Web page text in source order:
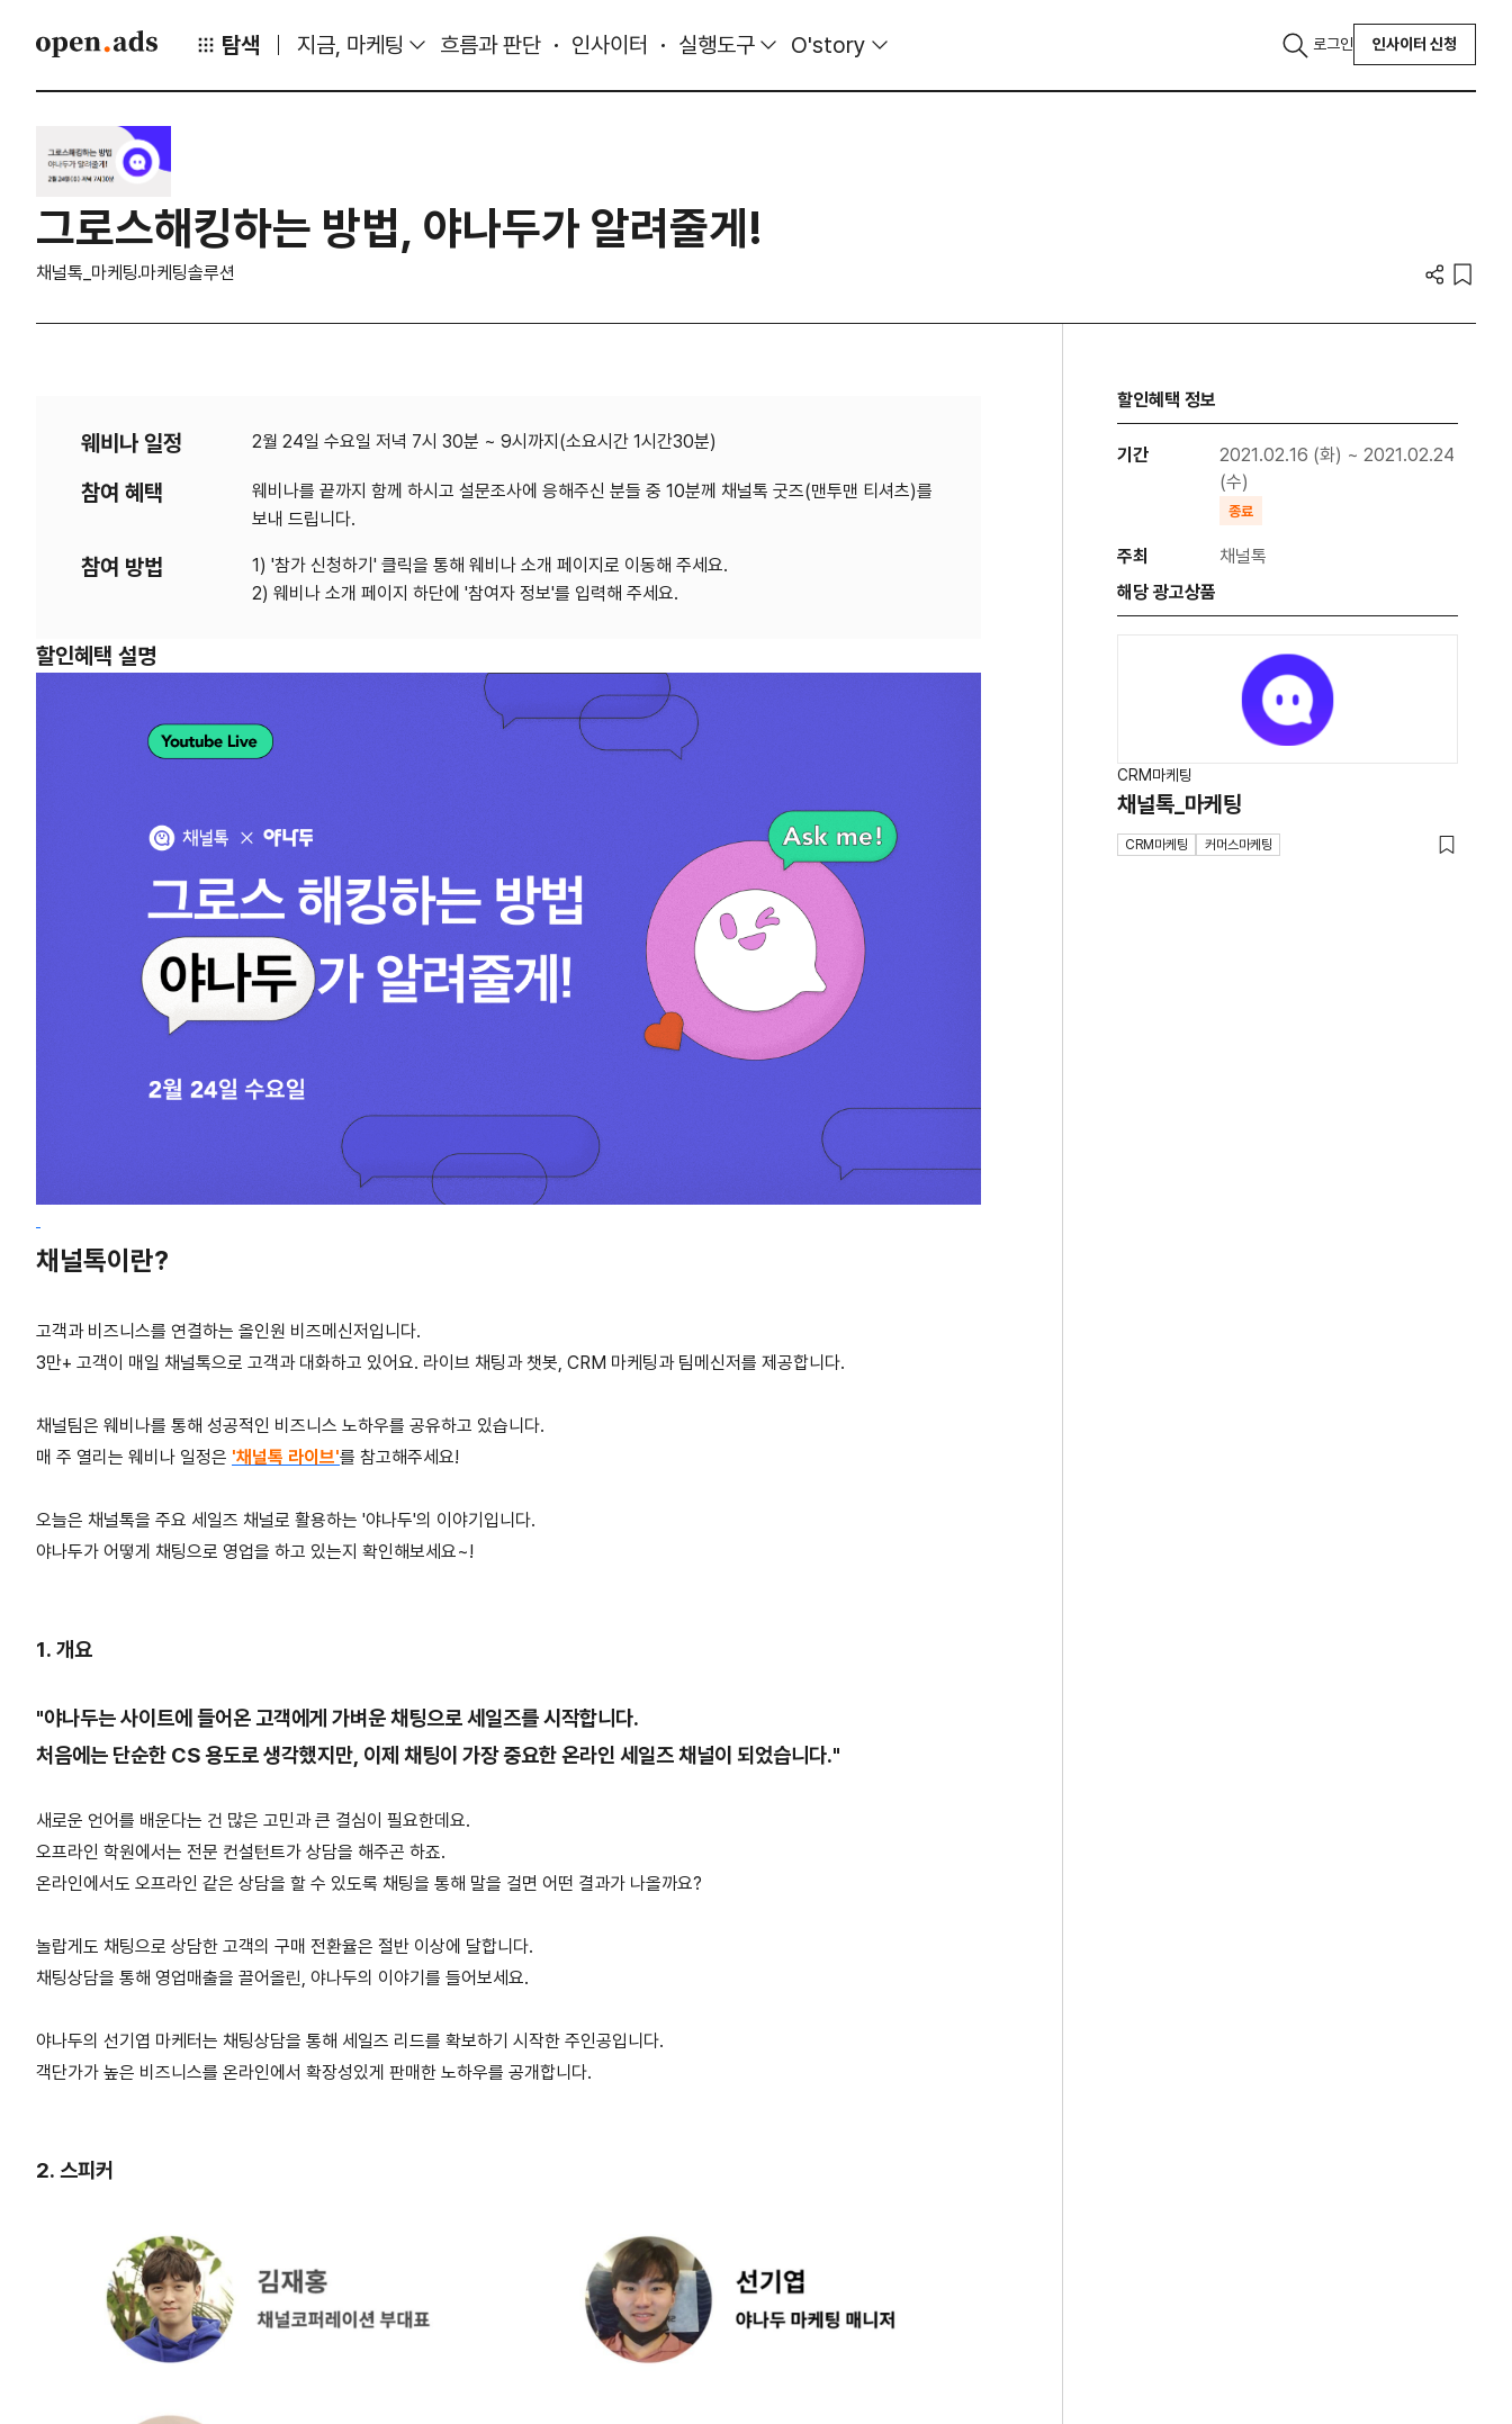
탐색 지금, 마케팅 흐름과 판단 인사이터 실행도구 O'story 로그인 인사이터 신청
그로스해킹하는 방법, 야나두가 알려줄게!
채널톡_마케팅 마케팅솔루션
웨비나 일정 2월 24일 수요일 저녁 7시 30분 ~ 9시까지(소요시간 1시간30분)
참여 혜택
웨비나를 끝까지 함께 하시고 설문조사에 응해주신 분들 중 10분께 채널톡 굿즈(맨투맨 티셔츠)를
보내 드립니다.
참여 방법
1) '참가 신청하기' 클릭을 통해 웨비나 소개 페이지로 이동해 주세요.
2) 웨비나 소개 페이지 하단에 '참여자 정보'를 입력해 주세요.
할인혜택 설명
채널톡이란?
고객과 비즈니스를 연결하는 올인원 비즈메신저입니다.
3만+ 고객이 매일 채널톡으로 고객과 대화하고 있어요. 라이브 채팅과 챗봇, CRM 마케팅과 팀메신저를 제공합니다.
채널팀은 웨비나를 통해 성공적인 비즈니스 노하우를 공유하고 있습니다.
매 주 열리는 웨비나 일정은 '채널톡 라이브'를 참고해주세요!
오늘은 채널톡을 주요 세일즈 채널로 활용하는 '야나두'의 이야기입니다.
야나두가 어떻게 채팅으로 영업을 하고 있는지 확인해보세요~!
1. 개요
"야나두는 사이트에 들어온 고객에게 가벼운 채팅으로 세일즈를 시작합니다.
처음에는 단순한 CS 용도로 생각했지만, 이제 채팅이 가장 중요한 온라인 세일즈 채널이 되었습니다."
새로운 언어를 배운다는 건 많은 고민과 큰 결심이 필요한데요.
오프라인 학원에서는 전문 컨설턴트가 상담을 해주곤 하죠.
온라인에서도 오프라인 같은 상담을 할 수 있도록 채팅을 통해 말을 걸면 어떤 결과가 나올까요?
놀랍게도 채팅으로 상담한 고객의 구매 전환율은 절반 이상에 달합니다.
채팅상담을 통해 영업매출을 끌어올린, 야나두의 이야기를 들어보세요.
야나두의 선기엽 마케터는 채팅상담을 통해 세일즈 리드를 확보하기 시작한 주인공입니다.
객단가가 높은 비즈니스를 온라인에서 확장성있게 판매한 노하우를 공개합니다.
2. 스피커
할인혜택 정보
기간
2021.02.16 (화) ~ 2021.02.24
(수)
종료
주최
채널톡
해당 광고상품
CRM마케팅
채널톡_마케팅
CRM마케팅 커머스마케팅